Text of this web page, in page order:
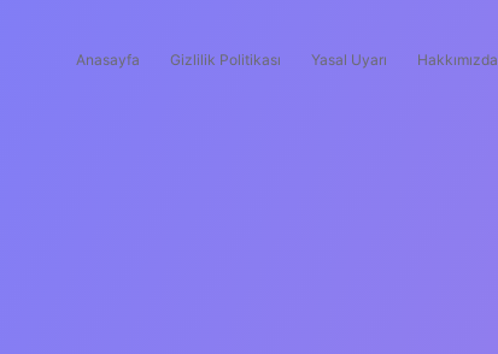
Anasayfa Gizlilik Politikası Yasal Uyarı Hakkımızda